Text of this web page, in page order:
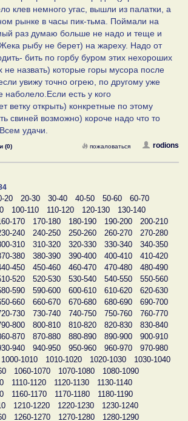
клев немного угас, вышли из палатки, а
рынке в часы пик-тьма. Поймали на
раз думаю больше не надо и теще и
рыбу не берет) на жареху. Надо от
бить по горбу буром этих нехороших
не назвать) которые горы мусора после
увижу точно огрею, по другому уже
наболело.Если есть у кого
ветку открыть) конкретные по этому
свиней возможно) короче надо что то
удачи.
(0) rodions
пожаловаться
20 20-30 30-40 40-50 50-60
60-70
100-110 110-120 120-130
130-140
170 170-180 180-190 190-200
200-210
240 240-250 250-260 260-270
270-280
310 310-320 320-330 330-340
340-350
380 380-390 390-400 400-410
410-420
450 450-460 460-470 470-480
480-490
520 520-530 530-540 540-550
550-560
590 590-600 600-610 610-620
620-630
660 660-670 670-680 680-690
690-700
730 730-740 740-750 750-760
760-770
800 800-810 810-820 820-830
830-840
870 870-880 880-890 890-900
900-910
940 940-950 950-960 960-970
970-980
1000-1010 1010-1020 1020-1030
1030-1040
1060-1070 1070-1080
1080-1090
1110-1120 1120-1130
1130-1140
1160-1170 1170-1180
1180-1190
1210-1220 1220-1230
1230-1240
1260-1270 1270-1280
1280-1290